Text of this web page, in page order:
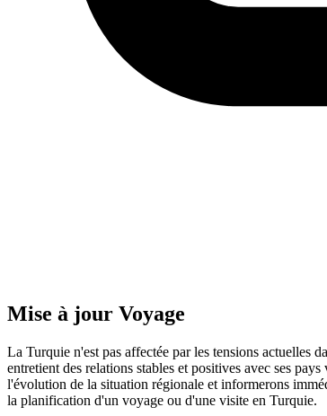
Mise à jour Voyage
La Turquie n'est pas affectée par les tensions actuelles
entretient des relations stables et positives avec ses
l'évolution de la situation régionale et informerons
la planification d'un voyage ou d'une visite en Turquie.